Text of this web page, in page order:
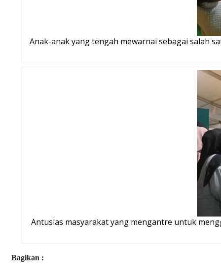
Anak-anak yang tengah mewarnai sebagai salah
Antusias masyarakat yang mengantre untuk
Bagikan :